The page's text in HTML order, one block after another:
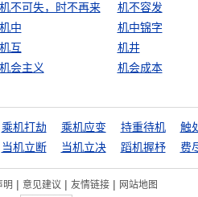
机不可失，时不再来
机不容发
机中
机中锦字
机互
机井
机会主义 机会成本
乘机打劫 乘机应变 持重待机
触
当机立断 当机立决 蹈机握杼 费
明 | 意见建议 | 友情链接 | 网站地图